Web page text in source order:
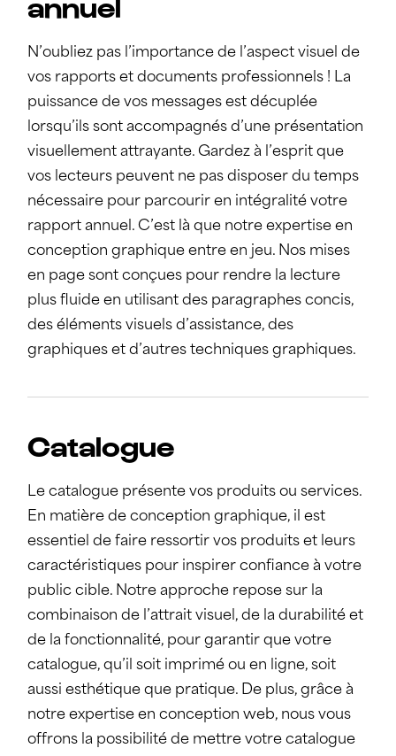
N’oubliez pas l’importance de l’aspect visuel de
vos rapports et documents professionnels ! La
puissance de vos messages est décuplée
lorsqu’ils sont accompagnés d’une présentation
visuellement attrayante. Gardez à l’esprit que
vos lecteurs peuvent ne pas disposer du temps
nécessaire pour parcourir en intégralité votre
rapport annuel. C’est là que notre expertise en
conception graphique entre en jeu. Nos mises
en page sont conçues pour rendre la lecture
plus fluide en utilisant des paragraphes concis,
des éléments visuels d’assistance, des
graphiques et d’autres techniques graphiques.
Catalogue
Le catalogue présente vos produits ou services.
En matière de conception graphique, il est
essentiel de faire ressortir vos produits et leurs
caractéristiques pour inspirer confiance à votre
public cible. Notre approche repose sur la
combinaison de l’attrait visuel, de la durabilité et
de la fonctionnalité, pour garantir que votre
catalogue, qu’il soit imprimé ou en ligne, soit
aussi esthétique que pratique. De plus, grâce à
notre expertise en conception web, nous vous
offrons la possibilité de mettre votre catalogue